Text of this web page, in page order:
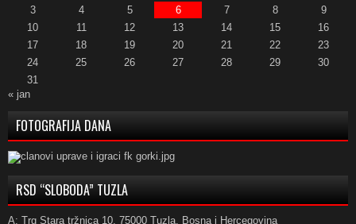
3
4 5 6 7 8
9
10
11 12 13 14 15
16
17
18 19 20 21 22
23
24
25 26 27 28 29
30
31
« jan
FOTOGRAFIJA DANA
RSD “SLOBODA” TUZLA
A: Trg Stara tržnica 10, 75000 Tuzla, Bosna i Hercegovina